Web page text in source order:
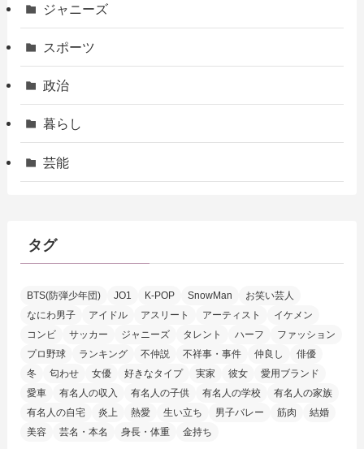
ジャニーズ
スポーツ
政治
暮らし
芸能
タグ
BTS(防弾少年団) JO1 K-POP SnowMan
お笑い芸人
なにわ男子
アイドル アスリート アーティスト
イケメン
コンビ
サッカー ジャニーズ タレント ハーフ
ファッション
プロ野球
ランキング 不仲説 不祥事・事件 仲良し
俳優
冬
匂わせ 女優 好きなタイプ 実家 彼女
愛用ブランド
愛車
有名人の収入 有名人の子供 有名人の学校
有名人の家族
有名人の自宅
炎上 熱愛 生い立ち 男子バレー 筋肉
結婚
美容
芸名・本名 身長・体重 金持ち